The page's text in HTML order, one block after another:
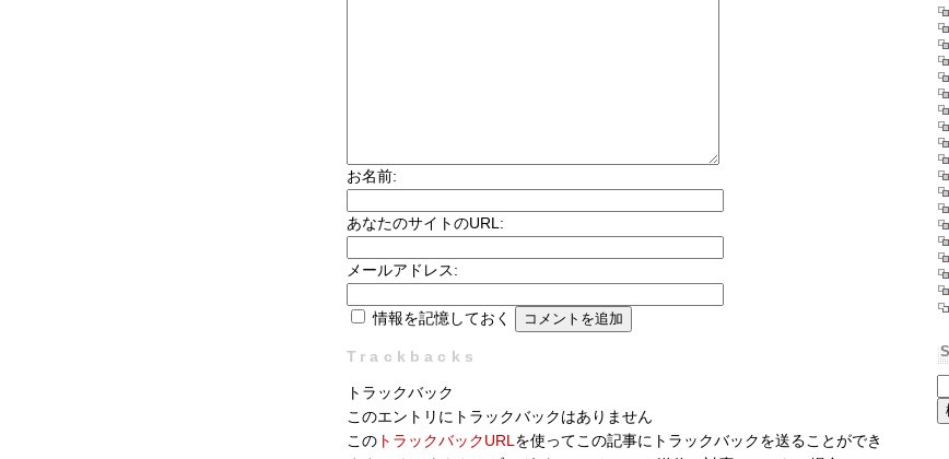
お名前:
あなたのサイトのURL:
メールアドレス:
情報を記憶しておく
Trackbacks
トラックバック
このエントリにトラックバックはありません
この トラックバックURLを使ってこの記事にトラックバックを送ることができ